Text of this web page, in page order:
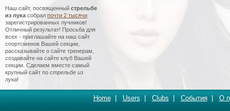
Наш сайт, посвященный стрельбе
из лука собрал почти 2 тысячи
зарегистрированных лучников!
Отличный результат! Просьба для
всех - приглашайте на наш сайт
спортсменов Вашей секции,
рассказывайте о сайте тренерам,
создавайте на сайте клуб Вашей
секции. Сделаем вместе самый
крупный сайт по стрельбе из
лука!
Home| Users Clubs События| О